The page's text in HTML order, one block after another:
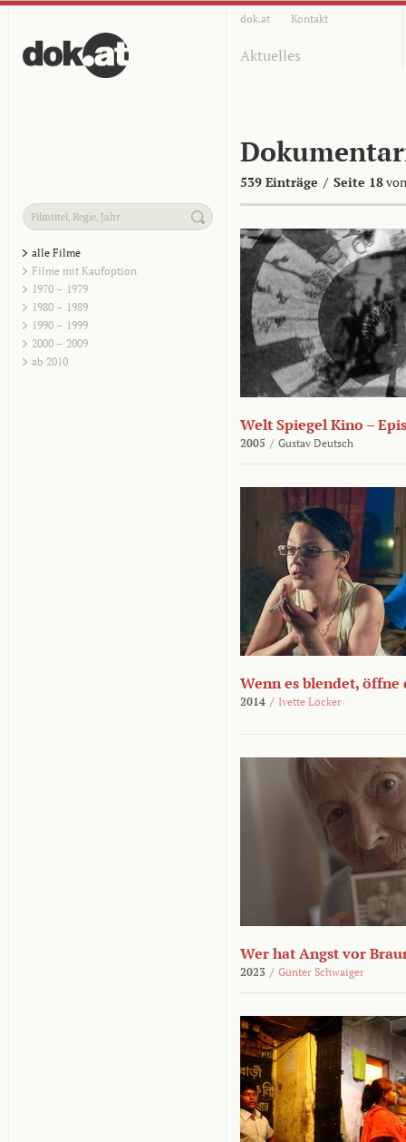
dok.at Kontakt
Aktuelles
539 Einträge / Seite 18
alle Filme
Filme mit Kaufoption
1970 – 1979
1980 – 1989
1990 – 1999
2000 – 2009
ab 2010
Welt Spiegel Kino –
2005 / Gustav Deutsch
Wenn es blendet, öffne
2014 / Ivette Löcker
Wer hat Angst vor
2023 / Günter Schwaiger